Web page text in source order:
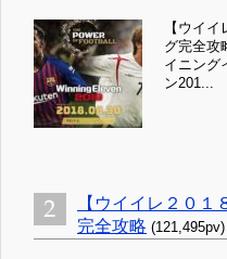
【ウイ
グ完全攻
イニング
ン201...
【ウイイレ２０
完全攻略 (121,495pv)